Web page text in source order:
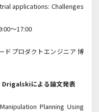
applications: Challenges
～17:00
プロダクトエンジニア 博
による論文発表
Planning Using